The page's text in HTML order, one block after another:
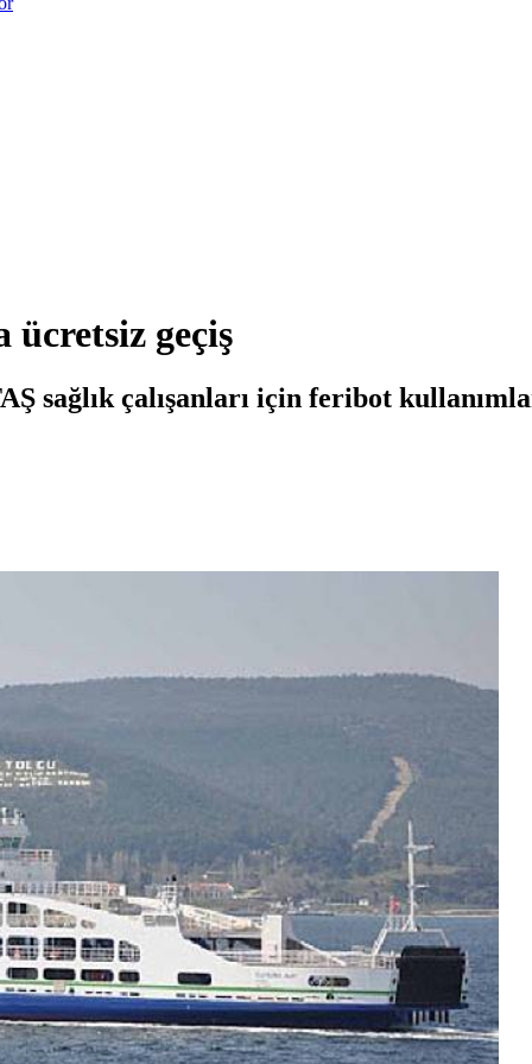
ücretsiz geçiş
sağlık çalışanları için feribot